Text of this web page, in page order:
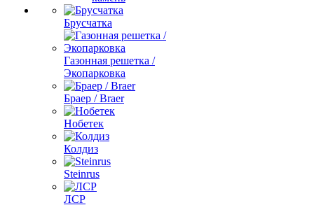
Брусчатка
Газонная решетка /
Экопарковка
Браер / Braer
Нобетек
Колдиз
Steinrus
ЛСР